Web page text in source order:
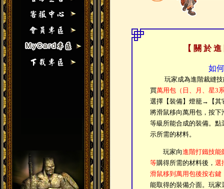
【 關 於
如
玩家成為進階裁縫技
買萬用包（日、月、星3
選擇【裝備】燈籠→【其
將滑鼠移向萬用包，按
等級所能合成的裝備。
示所需的材料。
玩家向進階打鐵技能
等購得所需的材料後， 選
滑鼠移到萬用包後按右鍵
能取得的裝備介面。玩